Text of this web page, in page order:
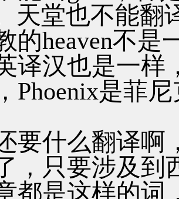
天堂也不能翻
的heaven不是
译汉也是一样
Phoenix是菲
要什么翻译啊
，只要涉及到
都是这样的词